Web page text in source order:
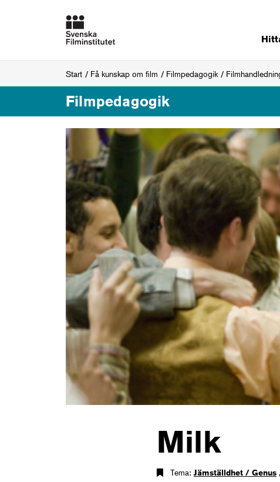
Start Få kunskap om film Filmpedagogik
Filmpedagogik
Milk
Tema: Jämställdhet / Genus ,